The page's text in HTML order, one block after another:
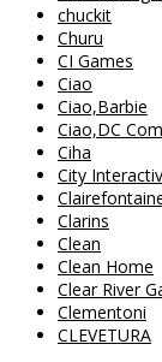
chuckit
Churu
CI Games
Ciao
Ciao,Barbie
Ciao,DC
Ciha
City
Clarins
Clean
Clean Home
Clear River
Clementoni
CLEVETURA